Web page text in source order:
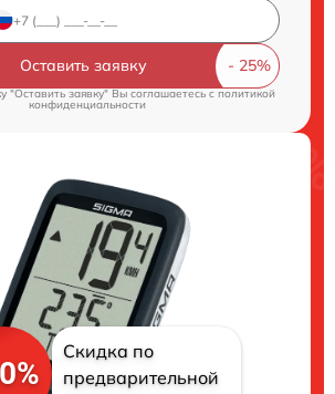
Оставить заявку
"Оставить заявку" Вы соглашаетесь c политикой
конфиденциальности
Скидка по
предварительной